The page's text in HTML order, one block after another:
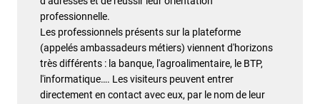
professionnelle.
Les professionnels présents sur la plateforme
(appelés ambassadeurs métiers) viennent d'horizons
très différents : la banque, l'agroalimentaire, le BTP,
l'informatique…. Les visiteurs peuvent entrer
directement en contact avec eux, par le nom de leur